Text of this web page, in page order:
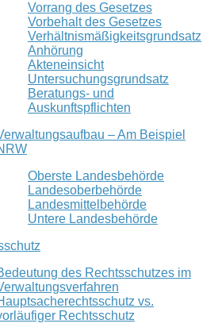
Vorrang des Gesetzes
Vorbehalt des Gesetzes
Verhältnismäßigkeitsgrundsatz
Anhörung
Akteneinsicht
Untersuchungsgrundsatz
Beratungs- und
Auskunftspflichten
– Am Beispiel
Oberste Landesbehörde
Landesoberbehörde
Landesmittelbehörde
Untere Landesbehörde
des Rechtsschutzes im
vs.
Rechtsschutz